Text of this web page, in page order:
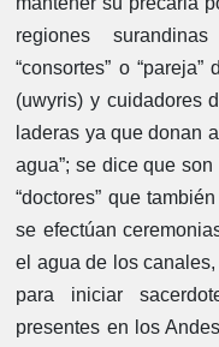
regiones
“consortes” o
(uwyris) y cuidadores
laderas ya que donan
agua”; se dice que
“doctores” que
se efectúan
el agua de los
para iniciar
presentes en los